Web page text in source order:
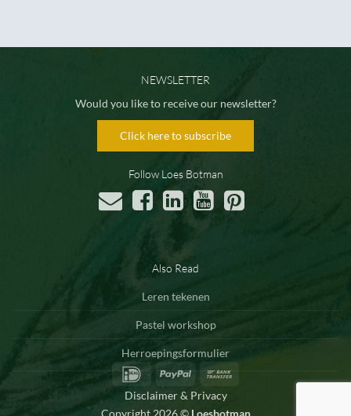
NEWSLETTER
Would you like to receive our newsletter?
Click here to subscribe
Follow Loes Botman
Also Read
Leren tekenen
Pastel workshop
Herroepingsformulier
IDeal
PayPal
Disclaimer & Privacy